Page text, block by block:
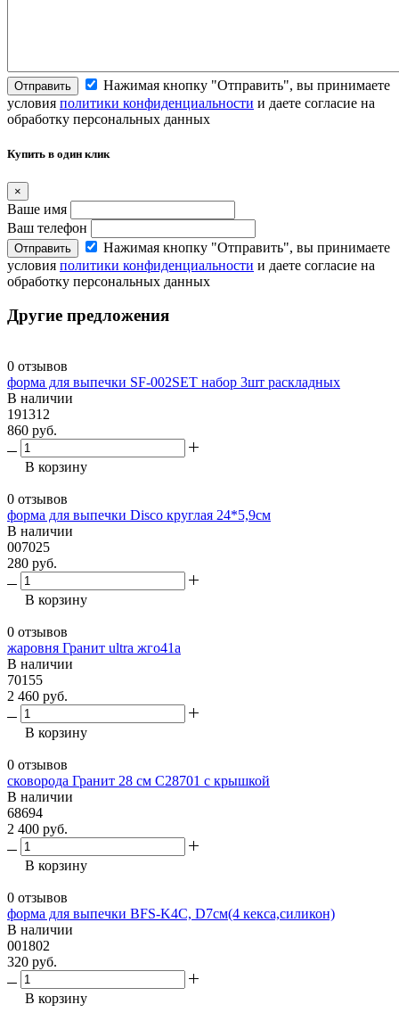
Отправить
Нажимая кнопку "Отправить", вы принимаете
условия политики конфиденциальности и даете согласие на
обработку персональных данных
Купить в один клик
×
Ваше имя
Ваш телефон
Отправить
Нажимая кнопку "Отправить", вы принимаете
условия политики конфиденциальности и даете согласие на
обработку персональных данных
Другие предложения
0 отзывов
форма для выпечки SF-002SET набор 3шт раскладных
В наличии
191312
860 руб.
В корзину
0 отзывов
форма для выпечки Disco круглая 24*5,9см
В наличии
007025
280 руб.
В корзину
0 отзывов
жаровня Гранит ultra жго41а
В наличии
70155
2 460 руб.
В корзину
0 отзывов
сковорода Гранит 28 см С28701 с крышкой
В наличии
68694
2 400 руб.
В корзину
0 отзывов
форма для выпечки BFS-K4C, D7см(4 кекса,силикон)
В наличии
001802
320 руб.
В корзину